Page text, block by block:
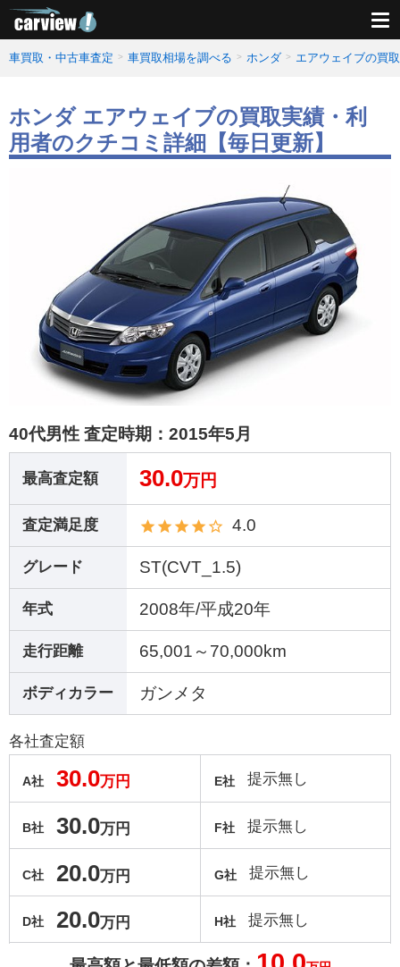
車買取・中古車査定 車買取相場を調べる ホンダ エアウェイブの買
ホンダ エアウェイブの買取実績・利
用者のクチコミ詳細【毎日更新】
40代男性 査定時期： 2015年5月
最高査定額 30.0万円
査定満足度 4.0
グレード ST(CVT_1.5)
年式 2008年/平成20年
走行距離 65,001～70,000km
ボディカラー ガンメタ
各社査定額
A社 30.0万円
B社 30.0万円
C社 20.0万円
D社 20.0万円
E社 提示無し
F社 提示無し
G社 提示無し
H社 提示無し